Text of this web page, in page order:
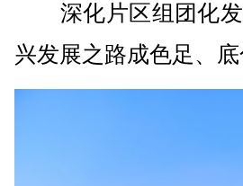
深化片区组团化发
兴发展之路成色足、底